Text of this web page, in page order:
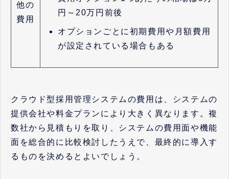
他の
費用
円～20万円前後
オプションごとに初期費用や月額費用
が設定されている場合もある
クラウド型採用管理システムの費用は、システムの
提供会社や料金プランにより大きく異なります。複
数社から見積もりを取り、システムの費用面や機能
面を総合的に比較検討したうえで、最終的に導入す
るものを決めるとよいでしょう。